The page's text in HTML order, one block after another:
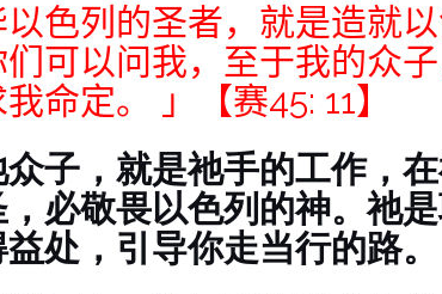
以色列的圣者，就是造就
可以问我，至于我的众
命定。 」
【赛45: 11】
子，就是祂手的工作，
必敬畏以色列的神。祂
处，引导你走当行的路。